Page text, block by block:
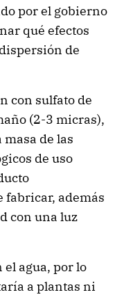
por el gobierno
qué efectos
de
con sulfato de
(2-3 micras),
de las
de uso
fabricar, además
con una luz
el agua, por lo
a plantas ni